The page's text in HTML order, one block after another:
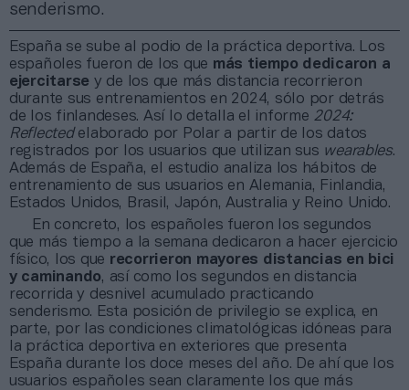
senderismo.
España se sube al podio de la práctica deportiva. Los
españoles fueron de los que más tiempo dedicaron a
ejercitarse y de los que más distancia recorrieron
durante sus entrenamientos en 2024, sólo por detrás
de los finlandeses. Así lo detalla el informe 2024:
Reflectedelaborado por Polar a partir de los datos
registrados por los usuarios que utilizan sus wearables.
Además de España, el estudio analiza los hábitos de
entrenamiento de sus usuarios en Alemania, Finlandia,
Estados Unidos, Brasil, Japón, Australia y Reino Unido.
En concreto, los españoles fueron los segundos
que más tiempo a la semana dedicaron a hacer ejercicio
físico, los que recorrieron mayores distancias en bici
y caminando, así como los segundos en distancia
recorrida y desnivel acumulado practicando
senderismo. Esta posición de privilegio se explica, en
parte, por las condiciones climatológicas idóneas para
la práctica deportiva en exteriores que presenta
España durante los doce meses del año. De ahí que los
usuarios españoles sean claramente los que más